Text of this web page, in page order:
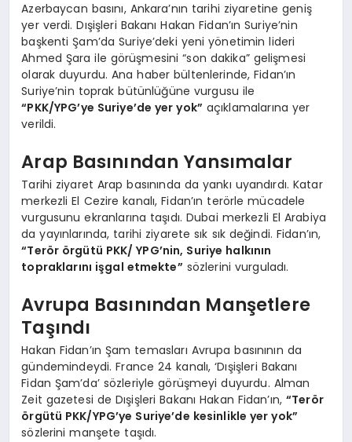
Azerbaycan basını, Ankara’nın tarihi ziyaretine geniş
yer verdi. Dışişleri Bakanı Hakan Fidan’ın Suriye’nin
başkenti Şam’da Suriye’deki yeni yönetimin lideri
Ahmed Şara ile görüşmesini “son dakika” gelişmesi
olarak duyurdu. Ana haber bültenlerinde, Fidan’ın
Suriye’nin toprak bütünlüğüne vurgusu ile
“PKK/YPG’ye Suriye’de yer yok” açıklamalarına yer
verildi.
Arap Basınından Yansımalar
Tarihi ziyaret Arap basınında da yankı uyandırdı. Katar
merkezli El Cezire kanalı, Fidan’ın terörle mücadele
vurgusunu ekranlarına taşıdı. Dubai merkezli El Arabiya
da yayınlarında, tarihi ziyarete sık sık değindi. Fidan’ın,
“Terör örgütü PKK/ YPG’nin, Suriye halkının
topraklarını işgal etmekte” sözlerini vurguladı.
Avrupa Basınından Manşetlere
Taşındı
Hakan Fidan’ın Şam temasları Avrupa basınının da
gündemindeydi. France 24 kanalı, ‘Dışişleri Bakanı
Fidan Şam’da’ sözleriyle görüşmeyi duyurdu. Alman
Zeit gazetesi de Dışişleri Bakanı Hakan Fidan’ın, “Terör
örgütü PKK/YPG’ye Suriye’de kesinlikle yer yok”
sözlerini manşete taşıdı.